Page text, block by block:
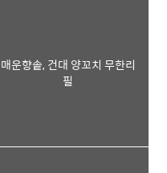
매운향솥, 건대 양꼬치 무한리
필